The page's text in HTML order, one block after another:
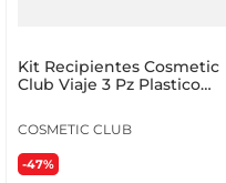
Kit Recipientes Cosmetic
Club Viaje 3 Pz Plastico
COSMETIC CLUB
-47%